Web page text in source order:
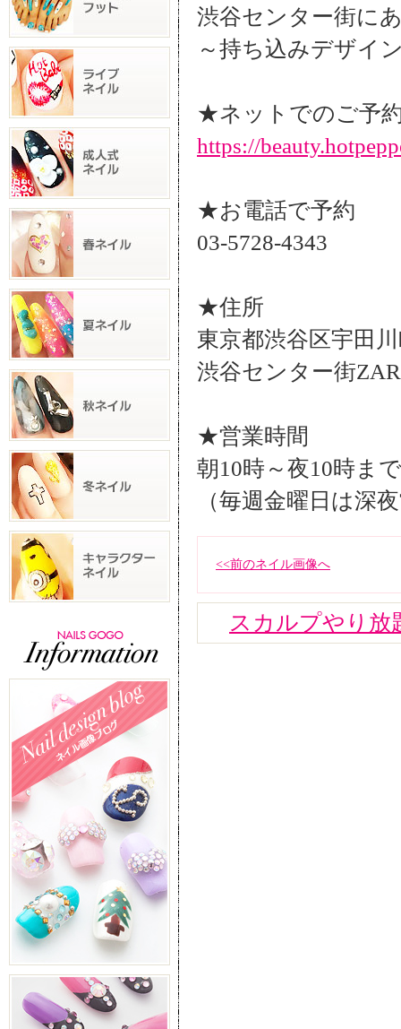
渋谷センター街に
～持ち込みデザイ
★ネットでのご予
https://
★お電話で予約
03-5728-4343
★住所
東京都渋谷区宇田
渋谷センター街
★営業時間
朝10時～夜10時ま
（毎週金曜日は深
<<前のネイル画像へ
スカルプやり放